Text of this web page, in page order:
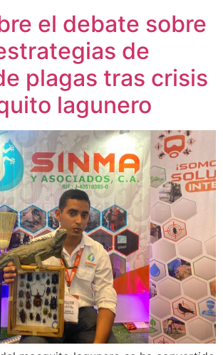
el debate sobre
de
plagas tras crisis
lagunero